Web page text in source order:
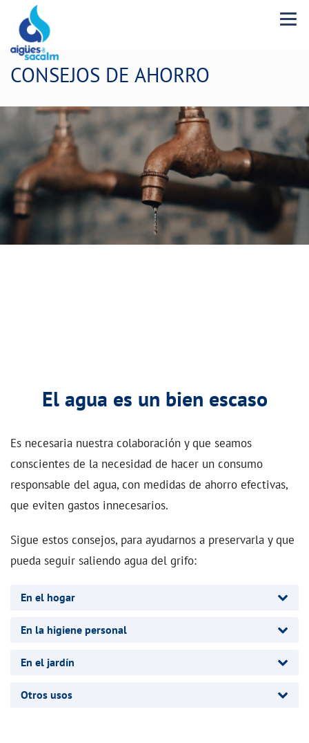
Menu
CONSEJOS DE AHORRO
El agua es un bien escaso
Es necesaria nuestra colaboración y que seamos
conscientes de la necesidad de hacer un consumo
responsable del agua, con medidas de ahorro efectivas,
que eviten gastos innecesarios.
Sigue estos consejos, para ayudarnos a preservarla y que
pueda seguir saliendo agua del grifo:
En el hogar
En la higiene personal
En el jardín
Otros usos